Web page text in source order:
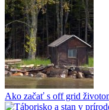
Ako začať s off grid